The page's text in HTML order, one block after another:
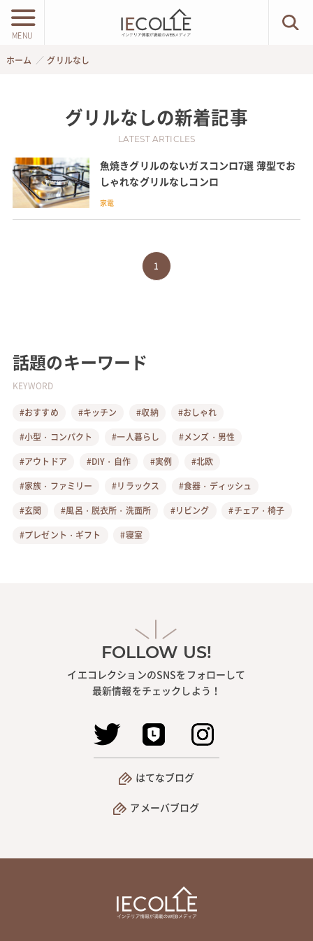
MENU
ホーム グリルなし
グリルなしの新着記事
LATEST ARTICLES
魚焼きグリルのないガスコンロ7選 薄型でお
しゃれなグリルなしコンロ
家電
1
話題のキーワード
KEYWORD
#おすすめ #キッチン #収納
#おしゃれ
#小型・コンパクト
#一人暮らし
#メンズ・男性
#アウトドア
#DIY・自作 #実例
#北欧
#家族・ファミリー
#リラックス
#食器・ディッシュ
#玄関
#風呂・脱衣所・洗面所 #リビング
#チェア・椅子
#プレゼント・ギフト
#寝室
FOLLOW US!
イエコレクションのSNSをフォローして
最新情報をチェックしよう！
はてなブログ
アメーバブログ